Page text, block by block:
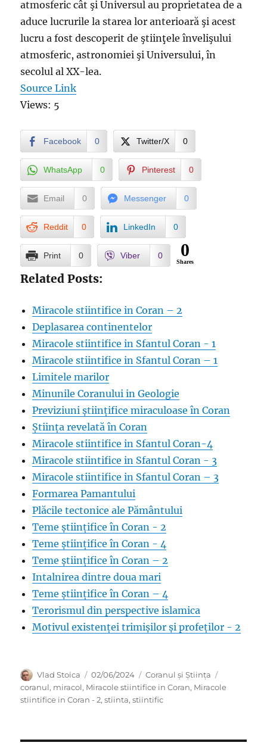
atmosferic cât şi Universul au proprietatea de a
aduce lucrurile la starea lor anterioară şi acest
lucru a fost descoperit de ştiinţele învelişului
atmosferic, astronomiei şi Universului, în
secolul al XX-lea.
Source Link
Views: 5
Facebook 0 Twitter/X 0
WhatsApp 0 Pinterest 0
Email 0 Messenger 0
Reddit 0 LinkedIn 0
Print 0 Viber 0 0
Shares
Related Posts:
Miracole stiintifice in Coran – 2
Deplasarea continentelor
Miracole stiintifice in Sfantul Coran - 1
Miracole stiintifice in Sfantul Coran – 1
Limitele marilor
Minunile Coranului in Geologie
Previziuni științifice miraculoase în Coran
Știința revelată în Coran
Miracole stiintifice in Sfantul Coran-4
Miracole stiintifice in Sfantul Coran - 3
Miracole stiintifice in Sfantul Coran – 3
Formarea Pamantului
Plăcile tectonice ale Pământului
Teme științifice în Coran - 2
Teme științifice în Coran - 4
Teme științifice în Coran – 2
Intalnirea dintre doua mari
Teme științifice în Coran – 4
Terorismul din perspective islamica
Motivul existenței trimișilor și profeților - 2
Author
Vlad Stoica
Posted
on
02/06/2024 Categories
Coranul și Știința
coranul, miracol, Miracole stiintifice in Coran, Miracole
stiintifice in Coran - 2,stiinta,stiintific